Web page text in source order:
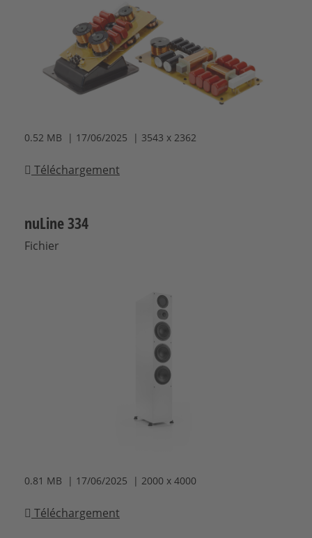
0.52 MB | 17/06/2025 | 3543 x 2362
Téléchargement
nuLine 334
Fichier
0.81 MB | 17/06/2025 | 2000 x 4000
Téléchargement